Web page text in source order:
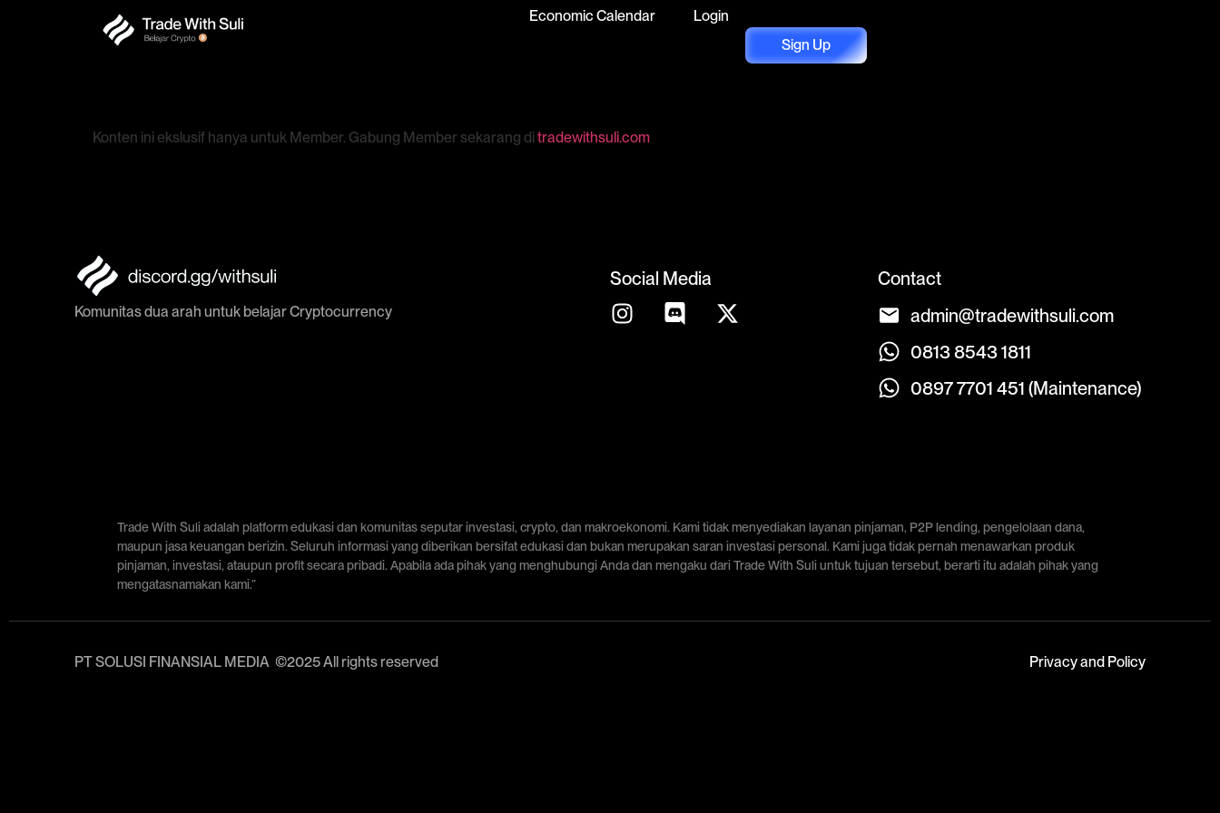
Economic Calendar
Login
Sign Up
Konten ini ekslusif hanya untuk Member. Gabung Member sekarang ditradewithsuli.com
Komunitas dua arah untuk belajar Cryptocurrency
Social Media
Contact
admin@tradewithsuli.com
0813 8543 1811
0897 7701 451 (Maintenance)
Trade With Suli adalah platform edukasi dan komunitas seputar investasi, crypto, dan makroekonomi. Kami tidak menyediakan layanan pinjaman, P2P lending, pengelolaan dana,
maupun jasa keuangan berizin. Seluruh informasi yang diberikan bersifat edukasi dan bukan merupakan saran investasi personal. Kami juga tidak pernah menawarkan produk
pinjaman, investasi, ataupun profit secara pribadi. Apabila ada pihak yang menghubungi Anda dan mengaku dari Trade With Suli untuk tujuan tersebut, berarti itu adalah pihak yang
mengatasnamakan kami.”
PT SOLUSI FINANSIAL MEDIA ©2025 All rights reserved Privacy and Policy